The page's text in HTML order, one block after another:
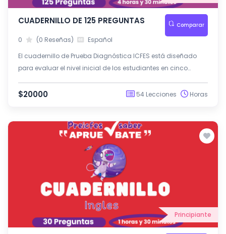
CUADERNILLO DE 125 PREGUNTAS Comparar
0 (0 Reseñas)
Español
El cuadernillo de Prueba Diagnóstica ICFES está diseñado
para evaluar el nivel inicial de los estudiantes en cinco
Crítica, Ciencias Sociales y Ciudadanas y Ciencias
$20000 54 Lecciones Horas
Principiante